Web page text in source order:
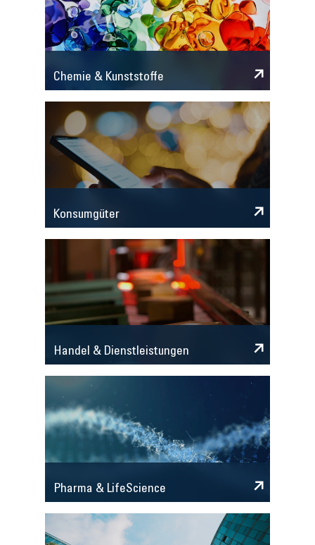
Chemie & Kunststoffe
Konsumgüter
Handel & Dienstleistungen
Pharma & LifeScience